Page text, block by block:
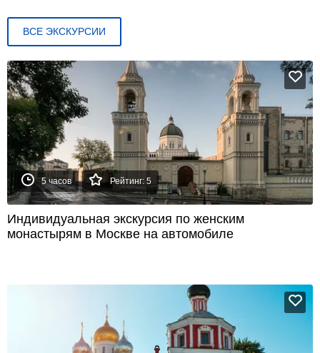
ВСЕ ЭКСКУРСИИ
5 часов Рейтинг: 5
Индивидуальная экскурсия по женским
монастырям в Москве на автомобиле